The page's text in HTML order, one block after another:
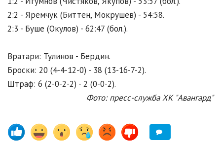
2:2 - Яремчук (Биттен, Мокрушев) - 54:58.
2:3 - Буше (Окулов) - 62:47 (бол.).
Вратари: Тулинов - Бердин.
Броски: 20 (4-4-12-0) - 38 (13-16-7-2).
Штраф: 6 (2-0-2-2) - 2 (0-0-2).
Фото: пресс-служба ХК "Авангард"